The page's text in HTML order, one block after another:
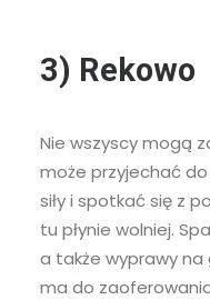
3) Rekowo
Nie wszyscy mogą
może przyjechać
siły i spotkać się z
tu płynie wolniej.
a także wyprawy na
ma do